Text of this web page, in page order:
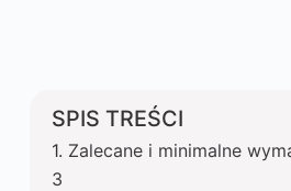
SPIS TREŚCI
Zalecane i minimalne
3